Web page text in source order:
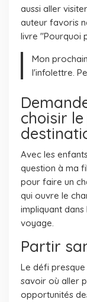
aussi aller
auteur favoris
livre "Pourquoi
Mon
l'infolettre.
choisir
Avec les
question à ma
pour faire un
qui ouvre le
impliquant
voyage.
Partir
Le défi
savoir où aller
opportunités